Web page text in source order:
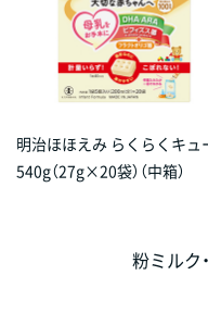
明治ほほえみ らくらくキュ
540g（27g×20袋）（中箱）
粉ミルク